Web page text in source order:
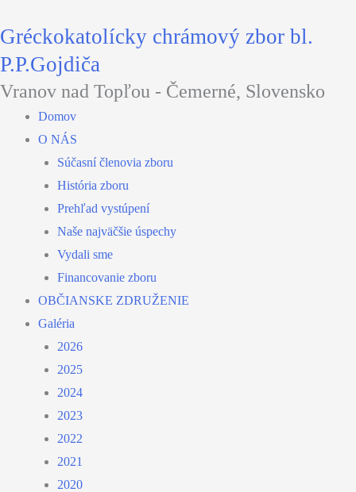
na
obsah
Gréckokatolícky chrámový zbor bl.
P.P.Gojdiča
Vranov nad Topľou - Čemerné, Slovensko
Domov
O NÁS
Súčasní členovia zboru
História zboru
Prehľad vystúpení
Naše najväčšie úspechy
Vydali sme
Financovanie zboru
OBČIANSKE ZDRUŽENIE
Galéria
2026
2025
2024
2023
2022
2021
2020